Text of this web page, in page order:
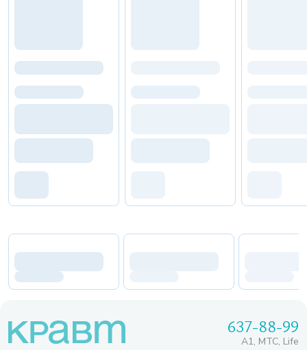
637-88-99
A1, МТС, Life